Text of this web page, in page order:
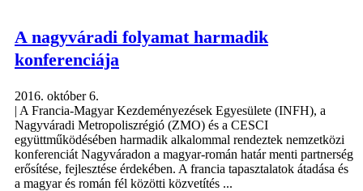
A nagyváradi folyamat harmadik
konferenciája
2016. október 6.
| A Francia-Magyar Kezdeményezések Egyesülete (INFH), a
Nagyváradi Metropoliszrégió (ZMO) és a CESCI
együttműködésében harmadik alkalommal rendeztek nemzetközi
konferenciát Nagyváradon a magyar-román határ menti partnerség
erősítése, fejlesztése érdekében. A francia tapasztalatok átadása és
a magyar és román fél közötti közvetítés ...